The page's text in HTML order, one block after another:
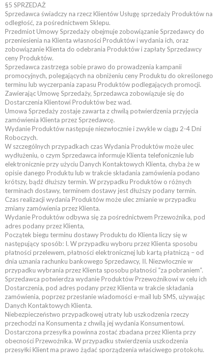
§5 SPRZEDAŻ
Sprzedawca świadczy na rzecz Klientów Usługę sprzedaży Produktów na
odległość, za pośrednictwem Sklepu.
Przedmiot Umowy Sprzedaży obejmuje zobowiązanie Sprzedawcy do
przeniesienia na Klienta własności Produktów i wydania ich, oraz
zobowiązanie Klienta do odebrania Produktów i zapłaty Sprzedawcy
ceny Produktów.
Sprzedawca zastrzega sobie prawo do prowadzenia kampanii
promocyjnych, polegających na obniżeniu ceny Produktu do określonego
terminu lub wyczerpania zapasu Produktów podlegających promocji.
Zawierając Umowę Sprzedaży, Sprzedawca zobowiązuje się do
Dostarczenia Klientowi Produktów bez wad.
Umowa Sprzedaży zostaje zawarta z chwilą potwierdzenia przyjęcia
zamówienia Klienta przez Sprzedawcę.
Wydanie Produktów następuje niezwłocznie i zwykle w ciągu 2-4 Dni
Roboczych.
W szczególnych przypadkach czas Wydania Produktów może ulec
wydłużeniu, o czym Sprzedawca informuje Klienta telefonicznie lub
elektronicznie przy użyciu Danych Kontaktowych Klienta, chyba że w
opisie danego Produktu lub w trakcie składania zamówienia podano
krótszy, bądź dłuższy termin. W przypadku Produktów o różnych
terminach dostawy, terminem dostawy jest dłuższy podany termin.
Czas realizacji wydania Produktów może ulec zmianie w przypadku
zmiany zamówienia przez Klienta.
Wydanie Produktów odbywa się za pośrednictwem Przewoźnika, pod
adres podany przez Klienta,
Początek biegu terminu dostawy Produktu do Klienta liczy się w
następujący sposób: I. W przypadku wyboru przez Klienta sposobu
płatności przelewem, płatności elektronicznej lub kartą płatniczą – od
dnia uznania rachunku bankowego Sprzedawcy, II. Niezwłocznie w
przypadku wybrania przez Klienta sposobu płatności “za pobraniem”.
Sprzedawca potwierdza wydanie Produktów Przewoźnikowi w celu ich
Dostarczenia, pod adres podany przez Klienta w trakcie składania
zamówienia, poprzez przesłanie wiadomości e-mail lub SMS, używając
Danych Kontaktowych Klienta.
Niebezpieczeństwo przypadkowej utraty lub uszkodzenia rzeczy
przechodzi na Konsumenta z chwilą jej wydania Konsumentowi.
Dostarczona przesyłka powinna zostać zbadana przez Klienta przy
obecności Przewoźnika. W przypadku stwierdzenia uszkodzenia
przesyłki Klient ma prawo żądać sporządzenia właściwego protokołu.